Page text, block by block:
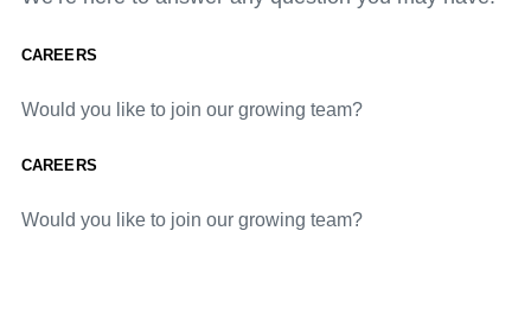
CAREERS
Would you like to join our growing team?
CAREERS
Would you like to join our growing team?